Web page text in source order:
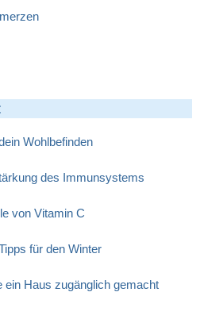
Wohlbefinden
des Immunsystems
von Vitamin C
für den Winter
ein Haus zugänglich gemacht